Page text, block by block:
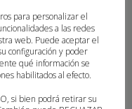
LA NOVENA
AL CESA COSTA
para personalizar el
a las redes
web. Puede aceptar el
configuración y poder
qué información se
habilitados al efecto.
si bien podrá retirar su